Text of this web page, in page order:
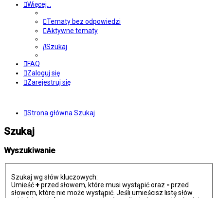
Więcej…
Tematy bez odpowiedzi
Aktywne tematy
Szukaj
FAQ
Zaloguj się
Zarejestruj się
Strona główna Szukaj
Szukaj
Wyszukiwanie
Szukaj wg słów kluczowych:
Umieść+przed słowem, które musi wystąpić oraz -przed
słowem, które nie może wystąpić. Jeśli umieścisz listę słów